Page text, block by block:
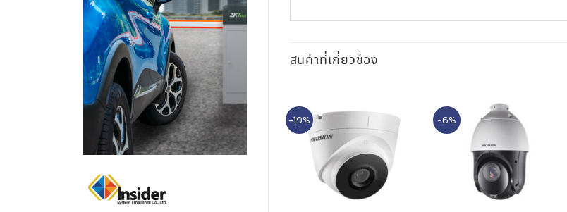
สินค้าที่เกี่ยวข้อง
-19% -6%
-19%